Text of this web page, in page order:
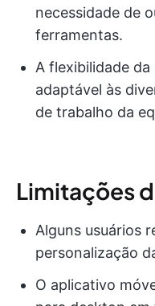
necessidade de
ferramentas.
A flexibilidade
adaptável às
de trabalho da
Limitações
Alguns usuários
personalização
O aplicativo